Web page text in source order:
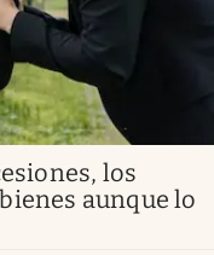
los
aunque lo